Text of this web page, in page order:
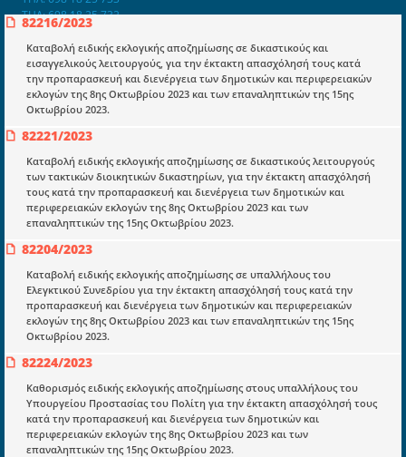
82216/2023
Καταβολή ειδικής εκλογικής αποζημίωσης σε δικαστικούς και
εισαγγελικούς λειτουργούς, για την έκτακτη απασχόλησή τους κατά
την προπαρασκευή και διενέργεια των δημοτικών και περιφερειακών
εκλογών της 8ης Οκτωβρίου 2023 και των επαναληπτικών της 15ης
Οκτωβρίου 2023.
82221/2023
Καταβολή ειδικής εκλογικής αποζημίωσης σε δικαστικούς λειτουργούς
των τακτικών διοικητικών δικαστηρίων, για την έκτακτη απασχόλησή
τους κατά την προπαρασκευή και διενέργεια των δημοτικών και
περιφερειακών εκλογών της 8ης Οκτωβρίου 2023 και των
επαναληπτικών της 15ης Οκτωβρίου 2023.
82204/2023
Καταβολή ειδικής εκλογικής αποζημίωσης σε υπαλλήλους του
Ελεγκτικού Συνεδρίου για την έκτακτη απασχόλησή τους κατά την
προπαρασκευή και διενέργεια των δημοτικών και περιφερειακών
εκλογών της 8ης Οκτωβρίου 2023 και των επαναληπτικών της 15ης
Οκτωβρίου 2023.
82224/2023
Καθορισμός ειδικής εκλογικής αποζημίωσης στους υπαλλήλους του
Υπουργείου Προστασίας του Πολίτη για την έκτακτη απασχόλησή τους
κατά την προπαρασκευή και διενέργεια των δημοτικών και
περιφερειακών εκλογών της 8ης Οκτωβρίου 2023 και των
επαναληπτικών της 15ης Οκτωβρίου 2023.
ΤΗΛ: 698 18 25 732
mydocmangr@gmail.com
Docman.gr
Ποιοί είμαστε;
μετατράπηκε σε επιχειρηματική οντότητα και φιλοδοξεί να συμβάλλει
στην διάδοση της γνώσης.
Επικαιρότητα
E-book
Οδηγοί εκκαθάρισης
Υπουργικές αποφάσεις
Νομολογία και Γνωμοδοτήσεις ΝΣΚ